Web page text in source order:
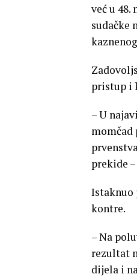
već u
sudačke
pristup i
– U
momčad
prekide –
Istaknuo
kontre.
– Na
rezultat
dijela i